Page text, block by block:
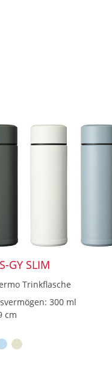
GY SLIM
Trinkflasche
300 ml
cm